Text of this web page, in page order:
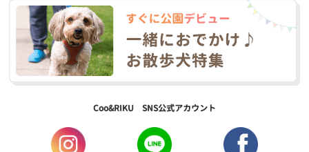
Coo&RIKU SNS公式アカウント